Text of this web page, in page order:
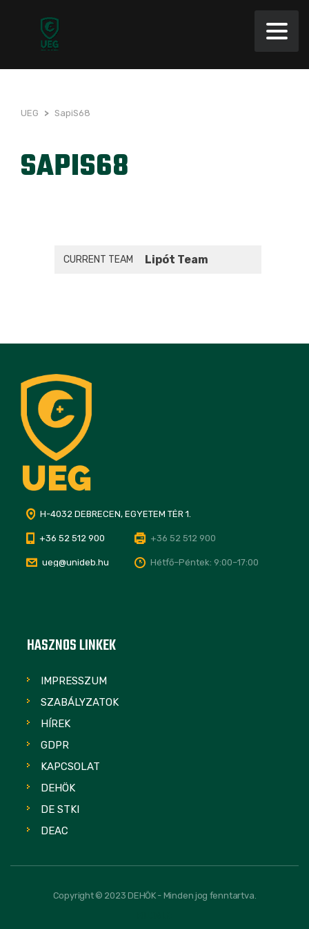
UEG > SapiS68
SAPIS68
CURRENT TEAM Lipót Team
H-4032 DEBRECEN, EGYETEM TÉR 1.
+36 52 512 900 +36 52 512 900
ueg@unideb.hu Hétfő–Péntek: 9:00–17:00
HASZNOS LINKEK
IMPRESSZUM
SZABÁLYZATOK
HÍREK
GDPR
KAPCSOLAT
DEHÖK
DE STKI
DEAC
Copyright © 2023 DEHÖK - Minden jog fenntartva.